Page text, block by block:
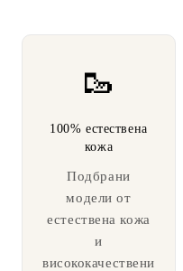
🥾
100% естествена
кожа
Подбрани
модели от
естествена кожа
и
висококачествени